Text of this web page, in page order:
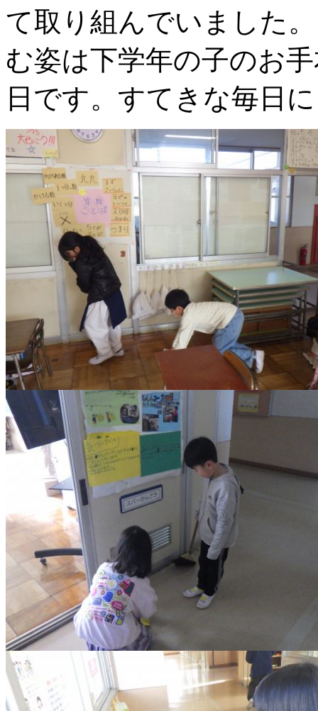
て取り組んでいました
む姿は下学年の子のお
日です。すてきな毎日